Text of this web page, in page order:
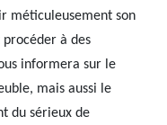
méticuleusement son
à des
informera sur le
mais aussi le
du sérieux de